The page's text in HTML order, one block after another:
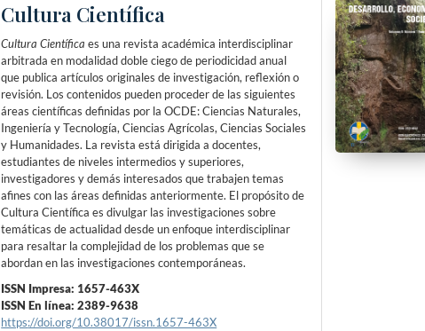
Cultura Científica
Cultura Científica es una revista académica interdisciplinar
arbitrada en modalidad doble ciego de periodicidad anual
que publica artículos originales de investigación, reflexión o
revisión. Los contenidos pueden proceder de las siguientes
áreas científicas definidas por la OCDE: Ciencias Naturales,
Ingeniería y Tecnología, Ciencias Agrícolas, Ciencias Sociales
y Humanidades. La revista está dirigida a docentes,
estudiantes de niveles intermedios y superiores,
investigadores y demás interesados que trabajen temas
afines con las áreas definidas anteriormente. El propósito de
Cultura Científica es divulgar las investigaciones sobre
temáticas de actualidad desde un enfoque interdisciplinar
para resaltar la complejidad de los problemas que se
abordan en las investigaciones contemporáneas.
ISSN Impresa: 1657-463X
ISSN En línea: 2389-9638
https://doi.org/10.38017/issn.1657-463X